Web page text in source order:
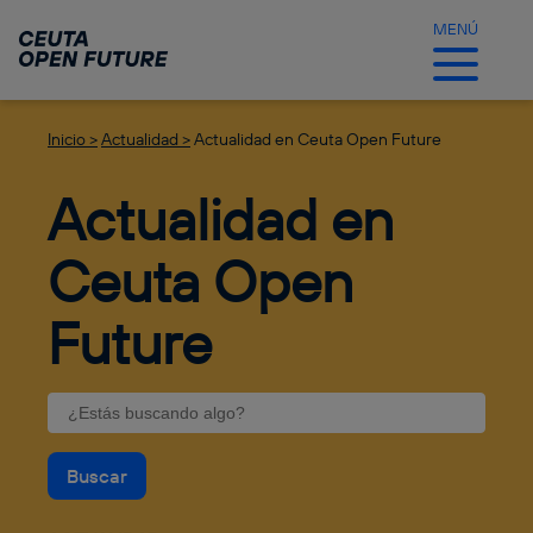
contenido
principal
MENÚ
Inicio >Actualidad >Actualidad en Ceuta Open Future
Actualidad en
Ceuta Open
Future
Buscar